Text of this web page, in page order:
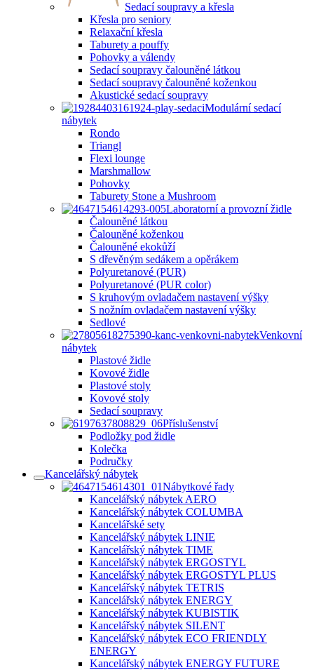
Sedací soupravy a křesla
Křesla pro seniory
Relaxační křesla
Taburety a pouffy
Pohovky a válendy
Sedací soupravy čalouněné látkou
Sedací soupravy čalouněné koženkou
Akustické sedací soupravy
Modulární sedací
nábytek
Rondo
Triangl
Flexi lounge
Marshmallow
Pohovky
Taburety Stone a Mushroom
Laboratorní a provozní židle
Čalouněné látkou
Čalouněné koženkou
Čalouněné ekokůží
S dřevěným sedákem a opěrákem
Polyuretanové (PUR)
Polyuretanové (PUR color)
S kruhovým ovladačem nastavení výšky
S nožním ovladačem nastavení výšky
Sedlové
Venkovní
nábytek
Plastové židle
Kovové židle
Plastové stoly
Kovové stoly
Sedací soupravy
Příslušenství
Podložky pod židle
Kolečka
Područky
Kancelářský nábytek
Nábytkové řady
Kancelářský nábytek AERO
Kancelářský nábytek COLUMBA
Kancelářské sety
Kancelářský nábytek LINIE
Kancelářský nábytek TIME
Kancelářský nábytek ERGOSTYL
Kancelářský nábytek ERGOSTYL PLUS
Kancelářský nábytek TETRIS
Kancelářský nábytek ENERGY
Kancelářský nábytek KUBISTIK
Kancelářský nábytek SILENT
Kancelářský nábytek ECO FRIENDLY
ENERGY
Kancelářský nábytek ENERGY FUTURE